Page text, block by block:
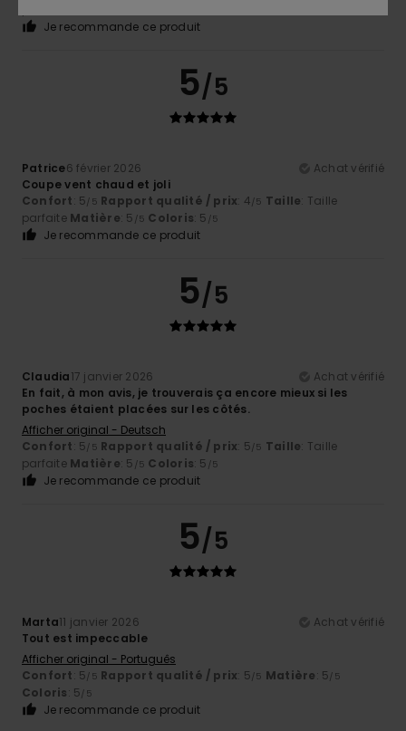
Je recommande ce produit
5/5
Patrice6 février 2026
Achat vérifié
Coupe vent chaud et joli
Confort: 5/5 Rapport qualité / prix: 4/5 Taille: Taille
parfaite Matière: 5 /5 Coloris: 5 /5
Je recommande ce produit
5/5
Claudia17 janvier 2026
Achat vérifié
En fait, à mon avis, je trouverais ça encore mieux si les
poches étaient placées sur les côtés.
Afficher original - Deutsch
Confort: 5/5 Rapport qualité / prix: 5/5 Taille: Taille
parfaite Matière: 5 /5 Coloris: 5 /5
Je recommande ce produit
5/5
Marta11 janvier 2026
Achat vérifié
Tout est impeccable
Afficher original - Português
Confort: 5/5 Rapport qualité / prix: 5/5 Matière: 5/5
Coloris: 5/5
Je recommande ce produit